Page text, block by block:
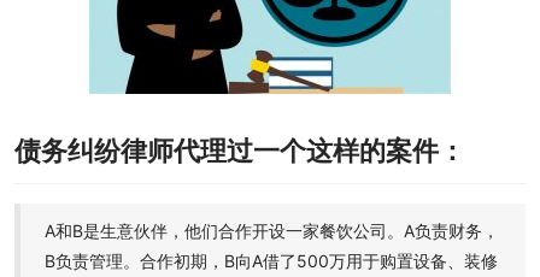
债务纠纷律师代理过一个这样的案件：
A和B是生意伙伴，他们合作开设一家餐饮公司。A负责财务，
B负责管理。合作初期，B向A借了500万用于购置设备、装修